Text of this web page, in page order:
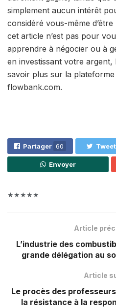
simplement aucun intérêt
considéré vous-même
cet article n’est pas pour
apprendre à négocier ou à
en investissant votre argent,
savoir plus sur la
flowbank.com.
Partager 60 Tweet
Envoyer
★★★★★
Article
L’industrie des
grande délégation au
Article
Le procès des
la résistance à la